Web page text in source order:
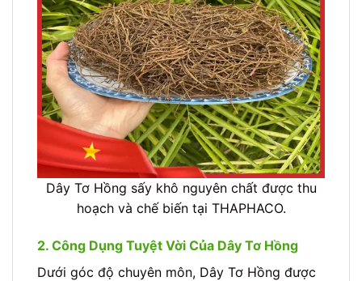
Dây Tơ Hồng sấy khô nguyên chất được thu
hoạch và chế biến tại THAPHACO.
2. Công Dụng Tuyệt Vời Của Dây Tơ Hồng
Dưới góc độ chuyên môn, Dây Tơ Hồng được